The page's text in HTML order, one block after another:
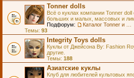
Tonner dolls
Всё о куклах компании Tonner
больших и малых, массовых и
Подфорум:
Темы: 93
Integrity Toys dolls
Куклы от Джейсона Ву: Fashion
другие.
Темы: 188
Азиатские куклы
Клуб для любителей культовых